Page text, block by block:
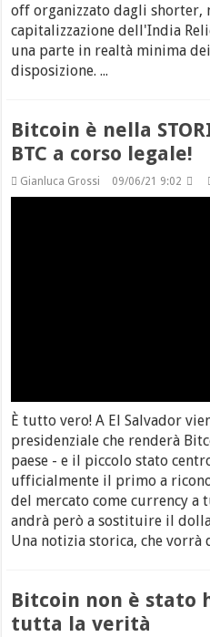
off organizzato dagli shorter,
capitalizzazione dell'India
una parte in realtà minima
disposizione. ...
Bitcoin è nella
BTC a corso legale!
Gianluca Grossi 09/06/21 9:02
È tutto vero! A El Salvador
presidenziale che renderà
paese - e il piccolo stato
ufficialmente il primo a
del mercato come currency
andrà però a sostituire il
Una notizia storica, che vorrà
Bitcoin non è stato
tutta la verità